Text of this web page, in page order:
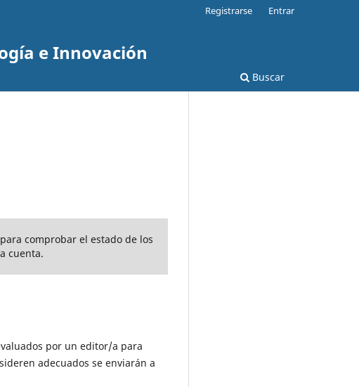
e Innovación
Buscar
Registrarse Entrar
comprobar el estado de los
cuenta.
por un editor/a para
adecuados se enviarán a